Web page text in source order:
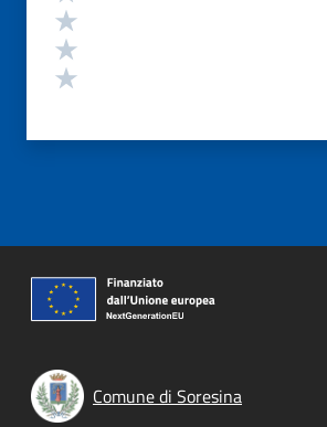
Comune di Soresina